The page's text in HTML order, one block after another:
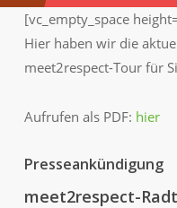
[vc_empty_space
Hier haben wir die
meet2respect-Tour für
Aufrufen als PDF: hier
Presseankündigung
meet2respect-